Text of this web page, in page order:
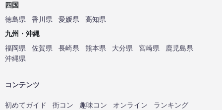
四国
徳島県
香川県 愛媛県
高知県
九州・沖縄
福岡県
佐賀県 長崎県 熊本県 大分県 宮崎県
鹿児島県
沖縄県
コンテンツ
初めてガイド 街コン 趣味コン オンライン ランキング